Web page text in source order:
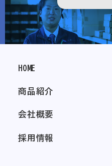
HOME
商品紹介
会社概要
採用情報